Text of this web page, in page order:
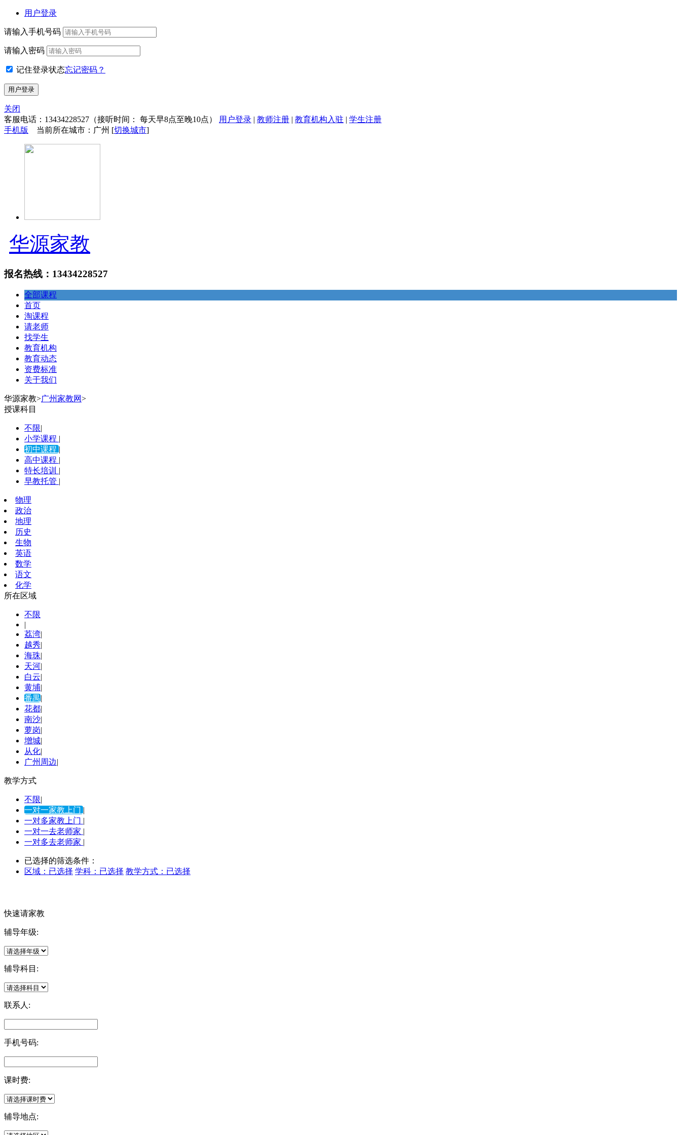
用户登录
请输入手机号码
请输入密码
记住登录状态忘记密码？
关闭
客服电话： 13434228527 （接听时间： 每天早8点至晚10点） 用户登录 | 教师注册 | 教育机构入驻 | 学生注册
手机版
当前所在城市：广州 [切换城市]
华源家教
报名热线：13434228527
全部课程
首页
淘课程
请老师
找学生
教育机构
教育动态
资费标准
关于我们
华源家教>广州家教网>
授课科目
不限|
小学课程 |
初中课程|
高中课程 |
特长培训 |
早教托管 |
物理
政治
地理
历史
生物
英语
数学
语文
化学
所在区域
不限
|
荔湾|
越秀|
海珠|
天河|
白云|
黄埔|
番禺|
花都|
南沙|
萝岗|
增城|
从化|
广州周边|
教学方式
不限|
一对一家教上门|
一对多家教上门 |
一对一去老师家 |
一对多去老师家 |
已选择的筛选条件：
区域： 已选择 学科： 已选择 教学方式： 已选择
快速请家教
辅导年级:
辅导科目:
联系人:
手机号码:
课时费:
辅导地点: